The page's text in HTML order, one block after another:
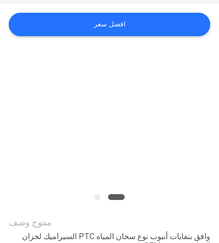
اقتباس
افضل سعر
منتوج وصف
وافق بنفايات أنبوب نوع سخان المياه PTC السيراميك لخزان